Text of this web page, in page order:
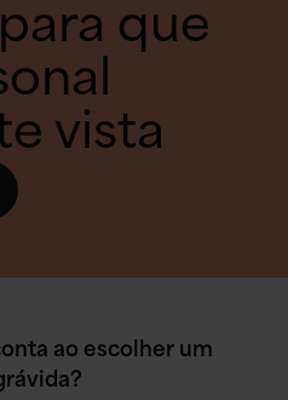
que
vista
ao escolher um